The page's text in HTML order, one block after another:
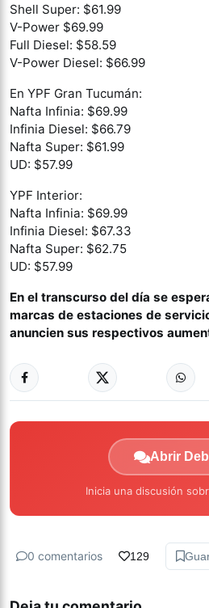
Shell Super: $61.99
V-Power $69.99
Full Diesel: $58.59
V-Power Diesel: $66.99
En YPF Gran Tucumán:
Nafta Infinia: $69.99
Infinia Diesel: $66.79
Nafta Super: $61.99
UD: $57.99
YPF Interior:
Nafta Infinia: $69.99
Infinia Diesel: $67.33
Nafta Super: $62.75
UD: $57.99
En el transcurso del día se
marcas de estaciones de
anuncien sus respectivos
Abrir
Inicia una discusión
0 comentarios 129